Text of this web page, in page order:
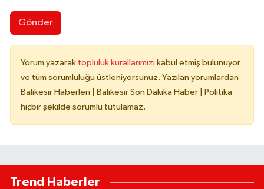
Gönder
Yorum yazarak topluluk kurallarımızı kabul etmiş bulunuyor
ve tüm sorumluluğu üstleniyorsunuz. Yazılan yorumlardan
Balıkesir Haberleri | Balıkesir Son Dakika Haber | Politika
hiçbir şekilde sorumlu tutulamaz.
Trend Haberler